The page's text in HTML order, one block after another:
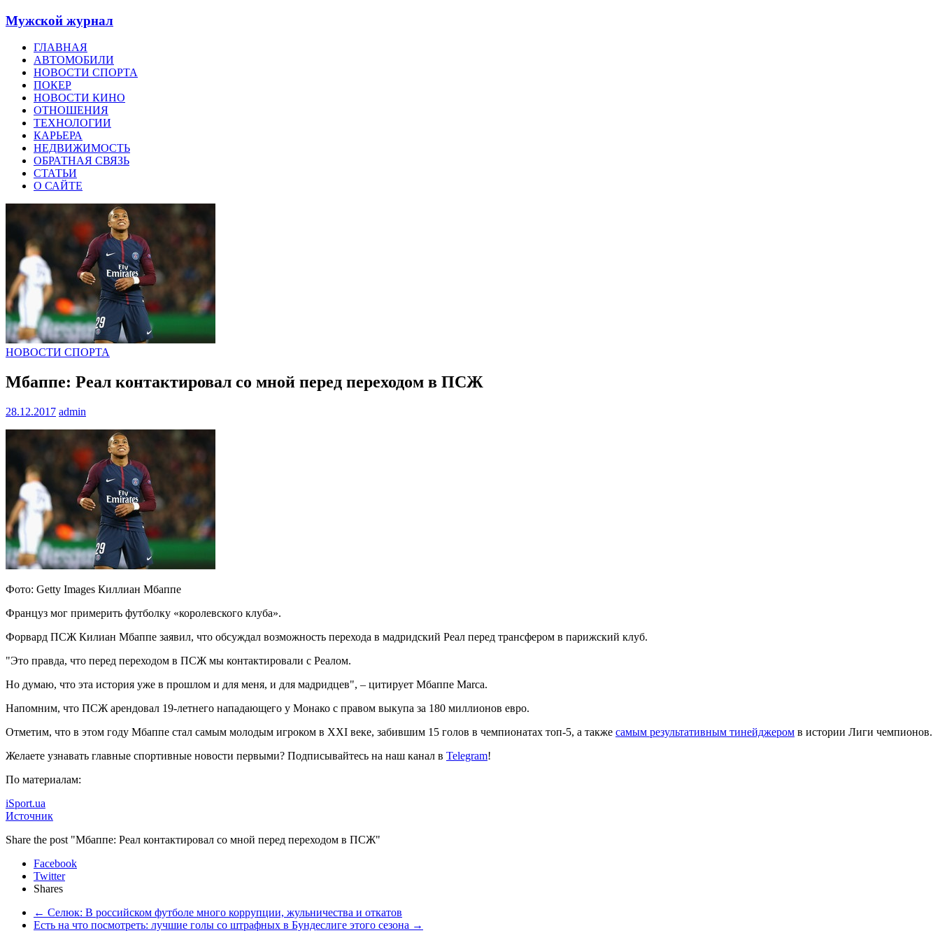
Мужской журнал
ГЛАВНАЯ
АВТОМОБИЛИ
НОВОСТИ СПОРТА
ПОКЕР
НОВОСТИ КИНО
ОТНОШЕНИЯ
ТЕХНОЛОГИИ
КАРЬЕРА
НЕДВИЖИМОСТЬ
ОБРАТНАЯ СВЯЗЬ
СТАТЬИ
О САЙТЕ
НОВОСТИ СПОРТА
Мбаппе: Реал контактировал со мной перед переходом в ПСЖ
28.12.2017 admin
Фото: Getty Images Киллиан Мбаппе
Француз мог примерить футболку «королевского клуба».
Форвард ПСЖ Килиан Мбаппе заявил, что обсуждал возможность перехода в мадридский Реал перед трансфером в парижский клуб.
"Это правда, что перед переходом в ПСЖ мы контактировали с Реалом.
Но думаю, что эта история уже в прошлом и для меня, и для мадридцев", – цитирует Мбаппе Marca.
Напомним, что ПСЖ арендовал 19-летнего нападающего у Монако с правом выкупа за 180 миллионов евро.
Отметим, что в этом году Мбаппе стал самым молодым игроком в XXI веке, забившим 15 голов в чемпионатах топ-5, а также самым результативным тинейджером в истории Лиги чемпионов.
Желаете узнавать главные спортивные новости первыми? Подписывайтесь на наш канал в Telegram!
По материалам:
iSport.ua
Источник
Share the post "Мбаппе: Реал контактировал со мной перед переходом в ПСЖ"
Facebook
Twitter
Shares
← Селюк: В российском футболе много коррупции, жульничества и откатов
Есть на что посмотреть: лучшие голы со штрафных в Бундеслиге этого сезона →